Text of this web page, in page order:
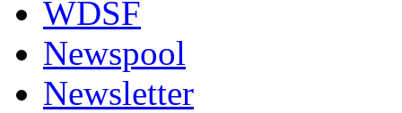
WDSF
Newspool
Newsletter